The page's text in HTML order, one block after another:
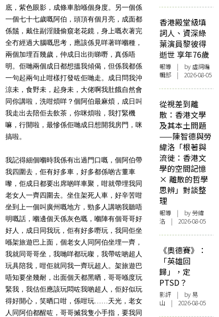
底，紫色眼影，成條車胎喺個身度。另一個係
一個七十七歲嘅阿伯，頭頂有個月亮，成面都
係鬚，戴住副淫賤偷窺老花鏡，身上嘅衣著完
全冇經過大腦嘅思考，應該係見咩著咩嗰種，
兩個加埋百幾歲，仲成日出街睇嘢，真係唔
明。佢哋兩個成日都想搵我傾​偈，但係我都係
一句起兩句止咁樣打發咗佢哋走。成日問我沖
涼未，食野未，起身未，大佬啊我肚餓自然會
同你講啦，洗咁煩咩？個阿伯最麻煩，成日叫
我走出去陪佢去飲茶，你咪煩啦，我打緊機
嘛，行開啦，最慘係佢哋成日想開我房門，咪
搞啦。
我記得細個嗰時我係有出過門口嘅，個阿伯帶
我四圍去，佢有好多車，好多都係啲古董車
嚟，佢成日都要出席啲咩車聚，咁就帶埋我同
老女人一齊四圍去。坐住架死人車，好辛苦咁
坐到上一個叫廣州嘅地方，勁多人講啲我聽唔
明嘅話，嗰邊個天係灰色嘅，嗰陣有個哥哥好
好人，成日同我玩，佢有好多嘢玩，我同佢坐
喺架旅遊巴上面，個老女人同阿伯坐埋一齊，
我就同哥哥坐，我哋咩都玩㗎，我帶咗啲超人
玩具陪我，咁佢就同我一齊玩超人。架旅遊巴
唔知要坐幾耐，出面個天都黑晒，哥哥喺度玩
緊我，我估佢應該玩悶咗我啲超人，佢好似玩
得好開心，笑晒口咁，係咁玩……天光，老女
人同阿伯都醒咗，哥哥搣我隻小手指，要我同
香港殿堂級填
詞人、資深綠
葉演員黎彼得
逝世 享年76歲
報導 | by 虛詞編
輯部 | 2026-08-05
從視差到離
散：香港文學
及其本土問題
——陳智德與勞
緯洛「根著與
流徙：香港文
學的空間記憶
× 離散的哲學
思辨」對談整
理
報導 | by 勞緯
洛 | 2026-08-05
《奧德賽》：
「英雄回
歸」，定
PTSD？
影評 | by 易
山 | 2026-08-05